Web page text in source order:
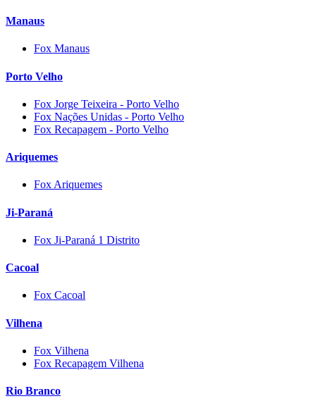
Manaus
Fox Manaus
Porto Velho
Fox Jorge Teixeira - Porto Velho
Fox Nações Unidas - Porto Velho
Fox Recapagem - Porto Velho
Ariquemes
Fox Ariquemes
Ji-Paraná
Fox Ji-Paraná 1 Distrito
Cacoal
Fox Cacoal
Vilhena
Fox Vilhena
Fox Recapagem Vilhena
Rio Branco